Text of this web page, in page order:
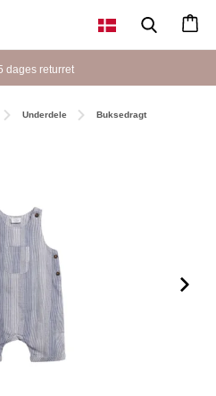
dages returret
Underdele Buksedragt